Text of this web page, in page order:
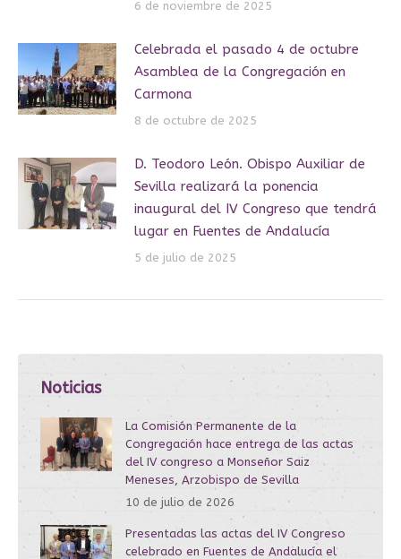
6 de noviembre de 2025
Celebrada el pasado 4 de octubre
Asamblea de la Congregación en
Carmona
8 de octubre de 2025
D. Teodoro León. Obispo Auxiliar de
Sevilla realizará la ponencia
inaugural del IV Congreso que tendrá
lugar en Fuentes de Andalucía
5 de julio de 2025
Noticias
La Comisión Permanente de la
Congregación hace entrega de las actas
del IV congreso a Monseñor Saiz
Meneses, Arzobispo de Sevilla
10 de julio de 2026
Presentadas las actas del IV Congreso
celebrado en Fuentes de Andalucía el